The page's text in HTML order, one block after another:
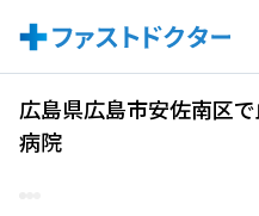
広島県広島市安佐南区
病院